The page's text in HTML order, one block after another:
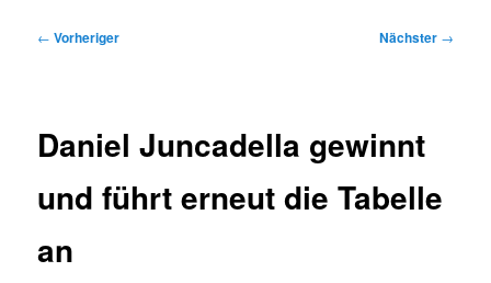
Beitragsnavigation
← Vorheriger Nächster →
Daniel Juncadella gewinnt
und führt erneut die Tabelle
an